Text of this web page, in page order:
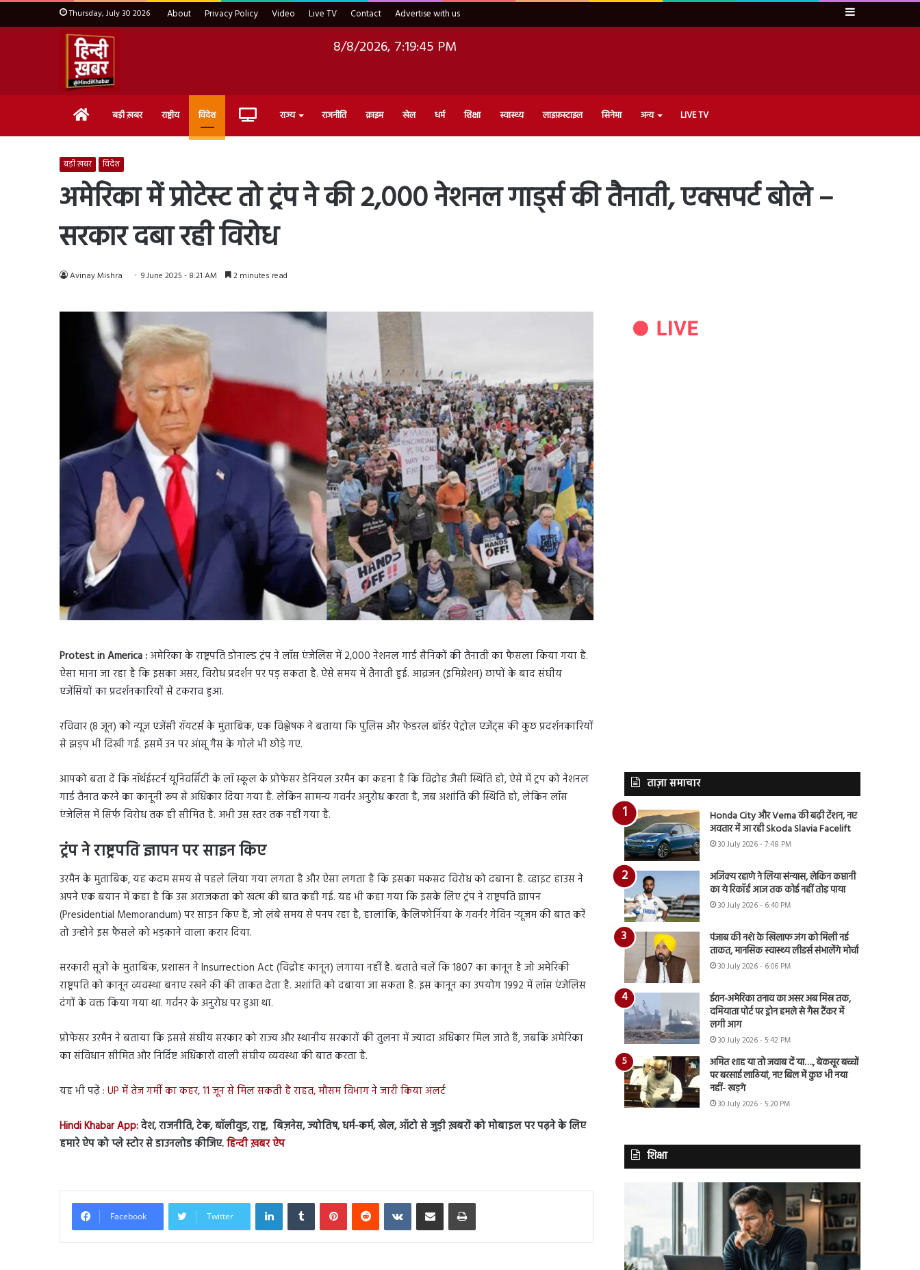
Thursday, July 30 2026 About Privacy Policy Video Live TV Contact Advertise with us Sidebar
8/8/2026, 7:19:47 PM
Home बड़ी ख़बर राष्ट्रीय विदेश Live राज्य राजनीति क्राइम खेल धर्म शिक्षा स्वास्थ्य लाइफ़स्टाइल सिनेमा अन्य LIVE TV
बड़ी ख़बर विदेश
अमेरिका में प्रोटेस्ट तो ट्रंप ने की 2,000 नेशनल गार्ड्स की तैनाती, एक्सपर्ट बोले –
सरकार दबा रही विरोध
Avinay Mishra 9 June 2025 - 8:21 AM 2 minutes read
Protest in America :अमेरिका के राष्ट्रपति डोनाल्ड ट्रंप ने लॉस एंजेलिस में 2,000 नेशनल गार्ड सैनिकों की तैनाती का फैसला किया गया है.
ऐसा माना जा रहा है कि इसका असर, विरोध प्रदर्शन पर पड़ सकता है. ऐसे समय में तैनाती हुई. आव्रजन (इमिग्रेशन) छापों के बाद संघीय
एजेंसियों का प्रदर्शनकारियों से टकराव हुआ.
रविवार (8 जून) को न्यूज एजेंसी रॉयटर्स के मुताबिक, एक विश्लेषक ने बताया कि पुलिस और फेडरल बॉर्डर पेट्रोल एजेंट्स की कुछ प्रदर्शनकारियों
से झड़प भी दिखी गई. इसमें उन पर आंसू गैस के गोले भी छोड़े गए.
आपको बता दें कि नॉर्थईस्टर्न यूनिवर्सिटी के लॉ स्कूल के प्रोफेसर डेनियल उरमैन का कहना है कि विद्रोह जैसी स्थिति हो, ऐसे में ट्रप को नेशनल
गार्ड तैनात करने का कानूनी रूप से अधिकार दिया गया है. लेकिन सामन्य गवर्नर अनुरोध करता है, जब अशांति की स्थिति हो, लेकिन लॉस
एंजेलिस में सिर्फ विरोध तक ही सीमित है. अभी उस स्तर तक नहीं गया है.
ट्रंप ने राष्ट्रपति ज्ञापन पर साइन किए
उरमैन के मुताबिक, यह कदम समय से पहले लिया गया लगता है और ऐसा लगता है कि इसका मकसद विरोध को दबाना है. व्हाइट हाउस ने
अपने एक बयान में कहा है कि उस अराजकता को खत्म की बात कही गई. यह भी कहा गया कि इसके लिए ट्रंप ने राष्ट्रपति ज्ञापन
(Presidential Memorandum) पर साइन किए हैं, जो लंबे समय से पनप रहा है, हालांकि, कैलिफोर्निया के गवर्नर गेविन न्यूजम की बात करें
तो उन्होने इस फैसले को भड़काने वाला करार दिया.
सरकारी सूत्रों के मुताबिक, प्रशासन ने Insurrection Act (विद्रोह कानून) लगाया नहीं है. बताते चलें कि 1807 का कानून है जो अमेरिकी
राष्ट्रपति को कानून व्यवस्था बनाए रखने की की ताकत देता है. अशांति को दबाया जा सकता है. इस कानून का उपयोग 1992 में लॉस एंजेलिस
दंगों के वक्त किया गया था. गर्वनर के अनुरोध पर हुआ था.
प्रोफेसर उरमैन ने बताया कि इससे संघीय सरकार को राज्य और स्थानीय सरकारों की तुलना में ज्यादा अधिकार मिल जाते हैं, जबकि अमेरिका
का संविधान सीमित और निर्दिष्ट अधिकारों वाली संघीय व्यवस्था की बात करता है.
यह भी पढ़ें : UP में तेज गर्मी का कहर, 11 जून से मिल सकती है राहत, मौसम विभाग ने जारी किया अलर्ट
Hindi Khabar App:देश, राजनीति, टेक, बॉलीवुड, राष्ट्र, बिज़नेस, ज्योतिष, धर्म-कर्म, खेल, ऑटो से जुड़ी ख़बरों को मोबाइल पर पढ़ने के लिए
हमारे ऐप को प्ले स्टोर से डाउनलोड कीजिए.हिन्दी ख़बर ऐप
Facebook Twitter
LinkedInTumblr PinterestReddit VKontakteShare via Email Print
ताज़ा समाचार
Honda City और Verna की बढ़ी टेंशन, नए
अवतार में आ रही Skoda Slavia Facelift
30 July 2026 - 7:48 PM
अजिंक्य रहाणे ने लिया संन्यास, लेकिन कप्तानी
का ये रिकॉर्ड आज तक कोई नहीं तोड़ पाया
30 July 2026 - 6:40 PM
पंजाब की नशे के खिलाफ जंग को मिली नई
ताकत, मानसिक स्वास्थ्य लीडर्स संभालेंगे मोर्चा
30 July 2026 - 6:06 PM
ईरान-अमेरिका तनाव का असर अब मिस्र तक,
दमियाता पोर्ट पर ड्रोन हमले से गैस टैंकर में
लगी आग
30 July 2026 - 5:42 PM
अमित शाह या तो जवाब दें या…., बेकसूर बच्चों
पर बरसाई लाठियां, नए बिल में कुछ भी नया
नहीं- खड़गे
30 July 2026 - 5:20 PM
शिक्षा